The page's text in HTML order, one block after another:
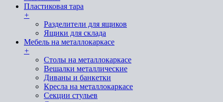
Пластиковая тара
+
Разделители для ящиков
Ящики для склада
Мебель на металлокаркасе
+
Cтолы на металлокаркасе
Вешалки металлические
Диваны и банкетки
Кресла на металлокаркасе
Секции стульев